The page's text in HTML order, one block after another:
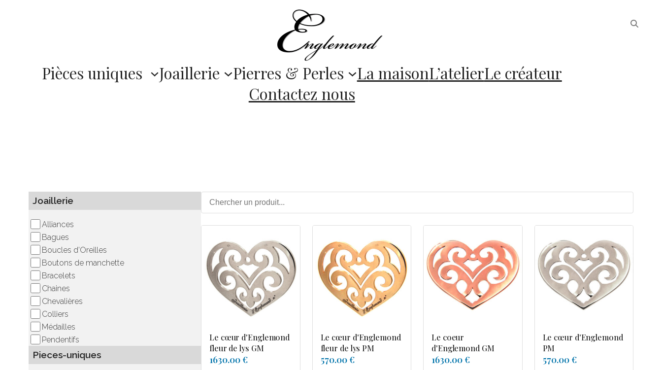
Pièces uniques Joaillerie Pierres & Perles La maisonL’atelierLe créateur
Contactez nous
Joaillerie
Alliances
Bagues
Boucles d’Oreilles
Boutons de manchette
Bracelets
Chaines
Chevalières
Colliers
Médailles
Pendentifs
Pieces-uniques
Le cœur d'Englemond
fleur de lys GM
1630.00 €
Le cœur d'Englemond
fleur de lys PM
570.00 €
Le coeur
d'Englemond GM
1630.00 €
Le cœur d'Englemond
PM
570.00 €